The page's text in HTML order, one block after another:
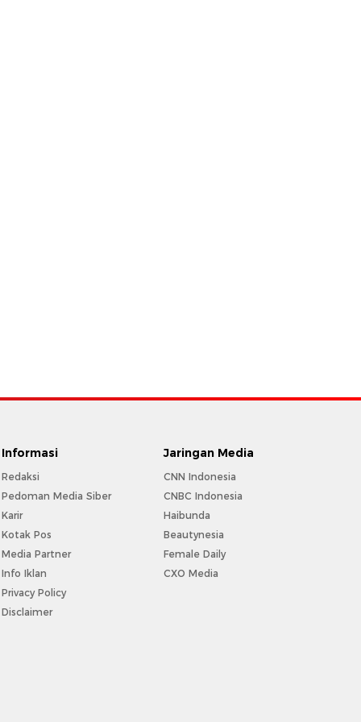
Informasi
Redaksi
Pedoman Media Siber
Karir
Kotak Pos
Media Partner
Info Iklan
Privacy Policy
Disclaimer
Jaringan Media
CNN Indonesia
CNBC Indonesia
Haibunda
Beautynesia
Female Daily
CXO Media